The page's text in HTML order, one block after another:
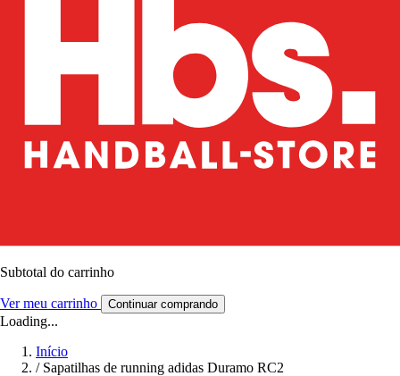
Subtotal do carrinho
Ver meu carrinho Continuar comprando
Loading...
Início
/ Sapatilhas de running adidas Duramo RC2